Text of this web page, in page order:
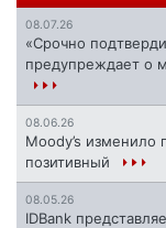
08.07.26
«Срочно
предупреждает о
08.06.26
Moody’s изменило
позитивный
08.05.26
IDBank